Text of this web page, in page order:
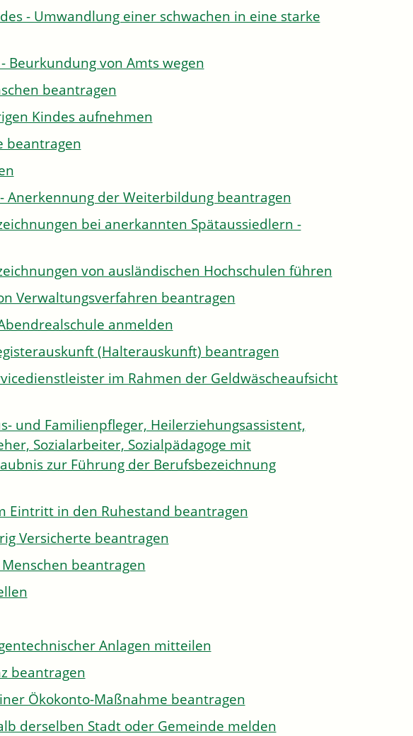
- Umwandlung einer schwachen in eine starke
Beurkundung von Amts wegen
beantragen
Kindes aufnehmen
beantragen
Anerkennung der Weiterbildung beantragen
bei anerkannten Spätaussiedlern -
von ausländischen Hochschulen führen
Verwaltungsverfahren beantragen
anmelden
(Halterauskunft) beantragen
im Rahmen der Geldwäscheaufsicht
und Familienpfleger, Heilerziehungsassistent,
Sozialarbeiter, Sozialpädagoge mit
zur Führung der Berufsbezeichnung
Eintritt in den Ruhestand beantragen
Versicherte beantragen
beantragen
Anlagen mitteilen
beantragen
Ökokonto-Maßnahme beantragen
derselben Stadt oder Gemeinde melden